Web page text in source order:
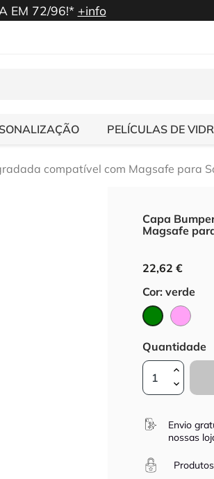
EM 72/96!* +info
PELÍCULAS DE
compatível com Magsafe para
Capa
Magsafe
22,62 €
Cor: verde
verde Rosa
Quantidade
Envio
nossas